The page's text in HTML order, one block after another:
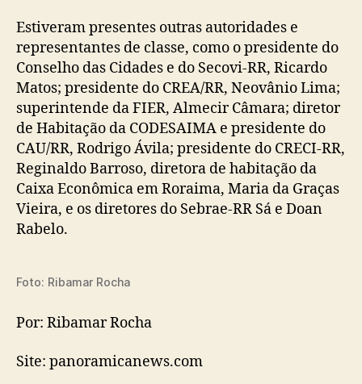
Estiveram presentes outras autoridades e
representantes de classe, como o presidente do
Conselho das Cidades e do Secovi-RR, Ricardo
Matos; presidente do CREA/RR, Neovânio Lima;
superintende da FIER, Almecir Câmara; diretor
de Habitação da CODESAIMA e presidente do
CAU/RR, Rodrigo Ávila; presidente do CRECI-RR,
Reginaldo Barroso, diretora de habitação da
Caixa Econômica em Roraima, Maria da Graças
Vieira, e os diretores do Sebrae-RR Sá e Doan
Rabelo.
Foto: Ribamar Rocha
Por: Ribamar Rocha
Site: panoramicanews.com